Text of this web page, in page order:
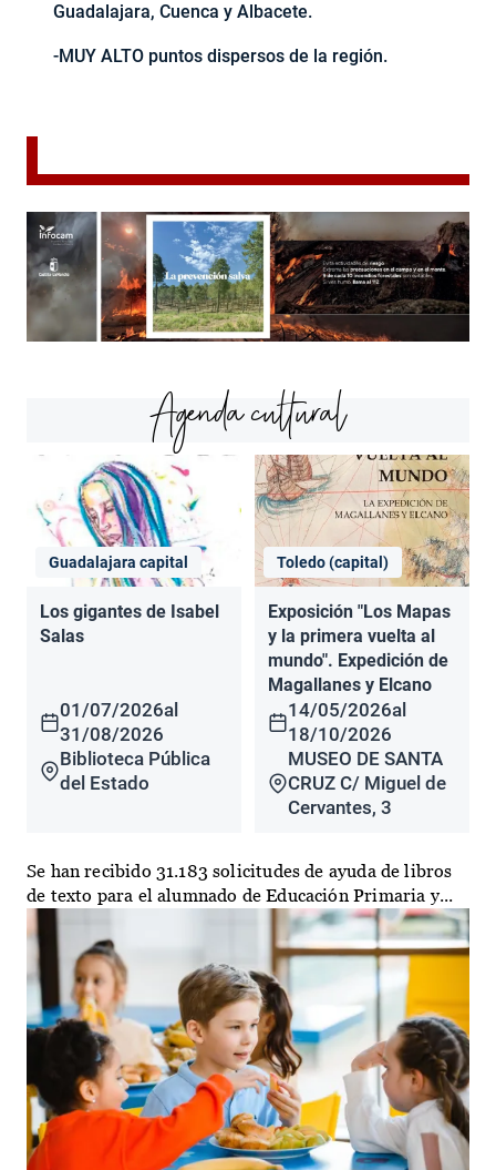
Guadalajara, Cuenca y Albacete.
-MUY ALTO puntos dispersos de la región.
Agenda cultural
Guadalajara capital
Los gigantes de Isabel
Salas
01/07/2026al
31/08/2026
Biblioteca Pública
del Estado
Toledo (capital)
Exposición "Los Mapas
y la primera vuelta al
mundo". Expedición de
Magallanes y Elcano
14/05/2026al
18/10/2026
MUSEO DE SANTA
CRUZ C/ Miguel de
Cervantes, 3
Se han recibido 31.183 solicitudes de ayuda de libros
de texto para el alumnado de Educación Primaria y...